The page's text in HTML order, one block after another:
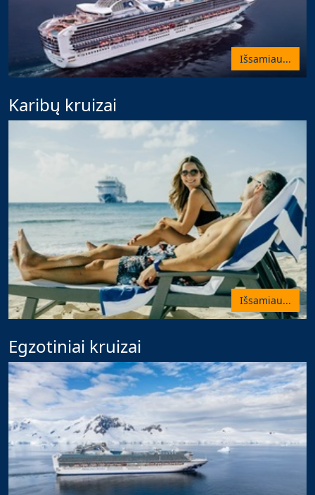
Išsamiau...
Karibų kruizai
Išsamiau...
Egzotiniai kruizai